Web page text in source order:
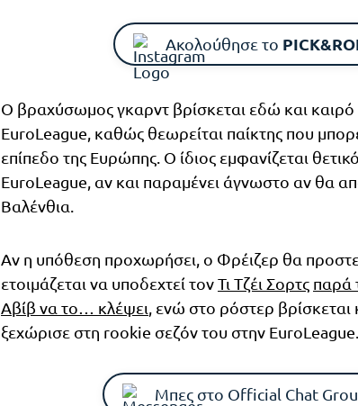
Ακολούθησε το
Ο βραχύσωμος γκαρντ βρίσκεται εδώ και
EuroLeague, καθώς θεωρείται παίκτης που
επίπεδο της Ευρώπης. Ο ίδιος εμφανίζεται
EuroLeague, αν και παραμένει άγνωστο αν θα
Βαλένθια.
Αν η υπόθεση προχωρήσει, ο Φρέιζερ θα
ετοιμάζεται να υποδεχτεί τονΤι Τζέι Σορτς παρά
Αβίβ να το… κλέψει, ενώ στο ρόστερ
ξεχώρισε στη rookie σεζόν του στην EuroLeague.
Μπες στο Official Chat